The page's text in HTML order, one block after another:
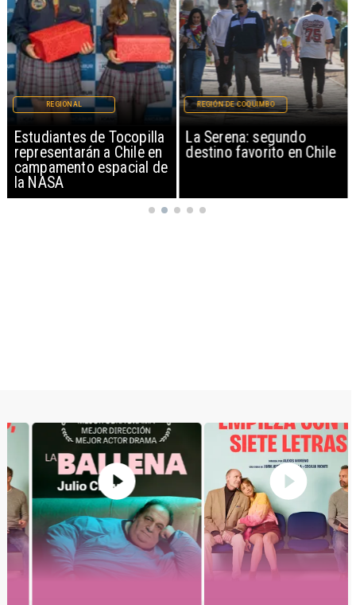
Estudiantes de Tocopilla
representarán a Chile en
campamento espacial de
la NASA
REGIONAL
La Serena: segundo
destino favorito en Chile
REGIÓN DE COQUIMBO